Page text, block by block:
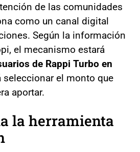
de las comunidades
como un canal digital
Según la información
el mecanismo estará
de Rappi Turbo en
seleccionar el monto que
aportar.
la herramienta